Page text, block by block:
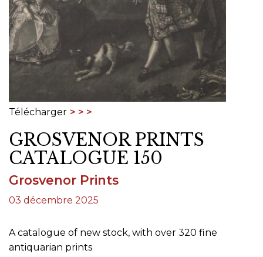
Télécharger
GROSVENOR PRINTS
CATALOGUE 150
Grosvenor Prints
03 décembre 2025
A catalogue of new stock, with over 320 fine
antiquarian prints